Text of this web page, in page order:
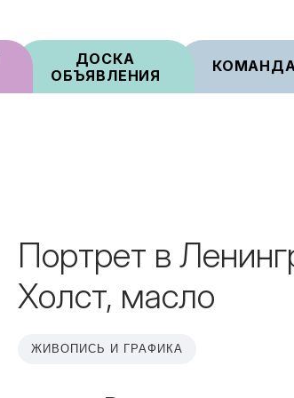
ДОСКА
ОБЪЯВЛЕНИЯ
Портрет в
Холст, масло
ЖИВОПИСЬ И ГРАФИКА